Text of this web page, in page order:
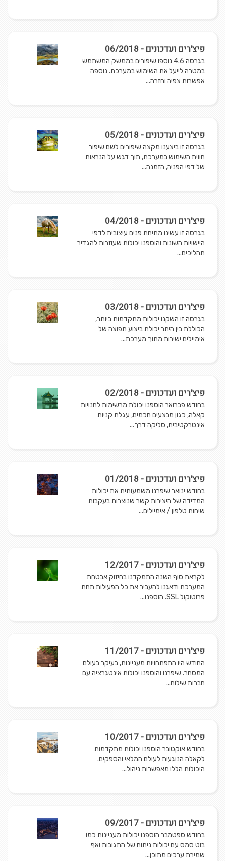
פיצ'רים ועדכונים - 06/2018
בגרסה 4.6 נוספו שיפורים בממשק המשתמש
במטרה לייעל את השימוש במערכת. נוספה
אפשרות צפיה וחזרה...
פיצ'רים ועדכונים - 05/2018
בגרסה זו ביצענו מקצה שיפורים לשם שיפור
חווית השימוש במערכת, תוך דגש על הנראות
של דפי הפניה, הזמנה...
פיצ'רים ועדכונים - 04/2018
בגרסה זו עשינו מתיחת פנים עיצובית לדפי
היישויות השונות והוספנו יכולות שעוזרות להגדיר
תהליכים...
פיצ'רים ועדכונים - 03/2018
בגרסה זו השקנו יכולות מתקדמות ביותר,
הכוללת בין היתר יכולת ביצוע תפוצה של
אימיילים ישירות מתוך מערכת...
פיצ'רים ועדכונים - 02/2018
בחודש פברואר הוספנו יכולת מרשימות לחנויות
קאלה, כגון מבצעים חכמים, עגלת קניות
אינטרקטיבית, סליקה דרך...
פיצ'רים ועדכונים - 01/2018
בחודש ינואר שיפרנו משמעותית את יכולות
המדידה של היצירות קשר שנוצרות בעקבות
שיחות טלפון / אימיילים...
פיצ'רים ועדכונים - 12/2017
לקראת סוף השנה התמקדנו בחיזוק אבטחת
המערכת ודאגנו להעביר את כל הפעילות תחת
פרוטוקול SSL. הוספנו...
פיצ'רים ועדכונים - 11/2017
החודש היו התפתחויות מעניינות, בעיקר בעולם
המסחר. שיפרנו והוספנו יכולות אינטגרציה עם
חברות שילוח...
פיצ'רים ועדכונים - 10/2017
בחודש אוקטובר הוספנו יכולות מתקדמות
לקאלה הנוגעות לעולם המלאי והספקים.
היכולות הללו מאפשרות ניהול...
פיצ'רים ועדכונים - 09/2017
בחודש ספטמבר הוספנו יכולות מעניינות כמו
בוט סמס עם יכולות ניתוח של התגובות ואף
שמירת ערכים מתוכן...